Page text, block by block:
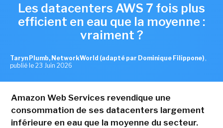
Les datacenters AWS 7 fois plus
efficient en eau que la moyenne :
vraiment ?
Taryn Plumb, NetworkWorld (adapté par Dominique Filippone) ,
publié le 23 Juin 2026
Amazon Web Services revendique une
consommation de ses datacenters largement
inférieure en eau que la moyenne du secteur.